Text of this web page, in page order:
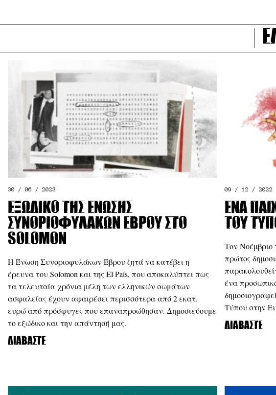
30 / 06 / 2023
Εξώδικο της Ένωσης
Συνοριοφυλάκων Έβρου στο
Solomon
Η Ένωση Συνοριοφυλάκων Έβρου ζητά να κατέβει η
έρευνα του Solomon και της El País, που αποκαλύπτει πως
τα τελευταία χρόνια μέλη των ελληνικών σωμάτων
ασφαλείας έχουν αφαιρέσει περισσότερα από 2 εκατ.
ευρώ από πρόσφυγες που επαναπροώθησαν. Δημοσιεύουμε
το εξώδικο και την απάντησή μας.
Διαβάστε
09 / 12 / 2022
Ένα
του
Τον Νοέμβριο
πρώτος
ένα
Τύπου στην
Διαβάστε